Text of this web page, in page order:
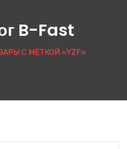
B-Fast
С МЕТКОЙ «YZF»